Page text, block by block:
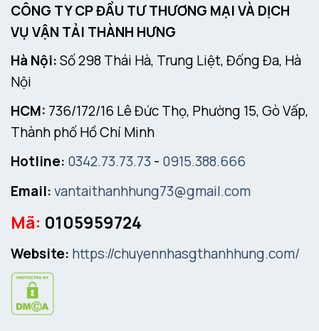
CÔNG TY CP ĐẦU TƯ THƯƠNG MẠI VÀ DỊCH
VỤ VẬN TẢI THÀNH HƯNG
Hà Nội:Số 298 Thái Hà, Trung Liệt, Đống Đa, Hà
Nội
HCM: 736/172/16 Lê Đức Thọ, Phường 15, Gò Vấp,
Thành phố Hồ Chí Minh
Hotline: 0342.73.73.73- 0915.388.666
Email:vantaithanhhung73@gmail.com
Mã: 0105959724
Website: https://chuyennhasgthanhhung.com/